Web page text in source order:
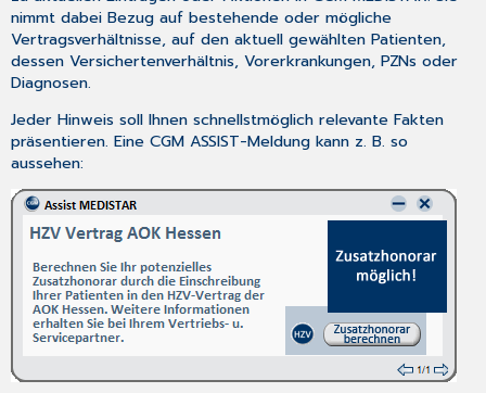
noch
einmal
aufrufen?
Wie
eigene
Meldungen/Erinnerungen
generiert
werden?
nimmt dabei Bezug auf bestehende oder mögliche
Vertragsverhältnisse, auf den aktuell gewählten Patienten,
dessen Versichertenverhältnis, Vorerkrankungen, PZNs oder
Diagnosen.
Jeder Hinweis soll Ihnen schnellstmöglich relevante Fakten
präsentieren. Eine CGM ASSIST-Meldung kann z. B. so
aussehen: